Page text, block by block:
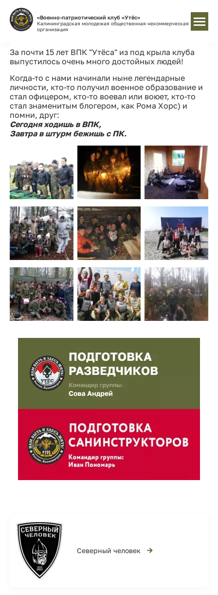
«Военно-патриотический клуб «Утёс»
Калининградская молодежая общественная некоммерческая
организация
За почти 15 лет ВПК "Утёса" из под крыла клуба
выпустилось очень много достойных людей!
Когда-то c нами начинали ныне легендарные
личности, кто-то получил военное образование и
стал офицером, кто-то воевал или воюет, кто-то
стал знаменитым блогером, как Рома Хорс) и
помни, друг:
Сегодня ходишь в ВПК,
Завтра в штурм бежишь с ПК.
Северный человек →